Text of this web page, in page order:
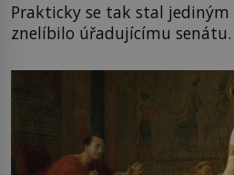
Prakticky se tak stal jediným
znelíbilo úřadujícímu senátu.